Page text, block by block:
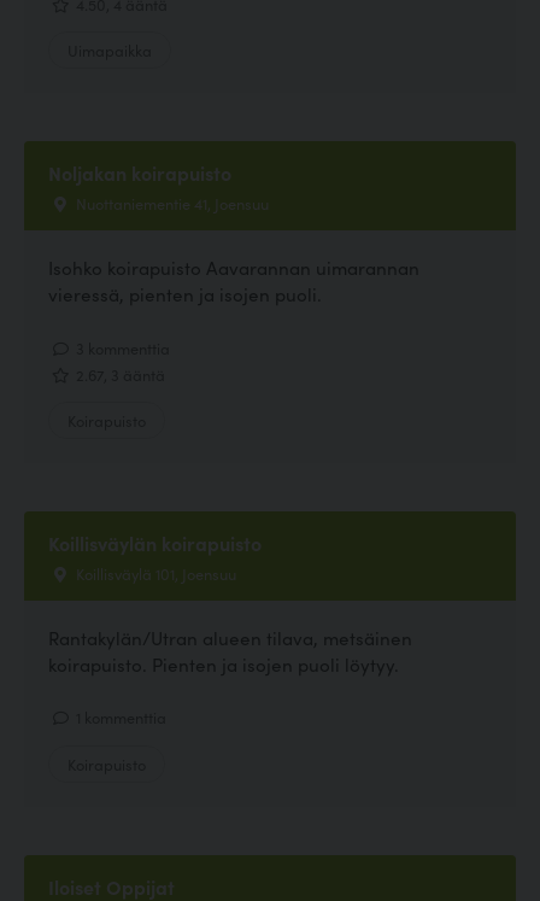
Noljakan koirapuisto
Nuottaniementie 41, Joensuu
Isohko koirapuisto Aavarannan uimarannan
vieressä, pienten ja isojen puoli.
Koillisväylän koirapuisto
Koillisväylä 101, Joensuu
Rantakylän/Utran alueen tilava, metsäinen
koirapuisto. Pienten ja isojen puoli löytyy.
Iloiset Oppijat